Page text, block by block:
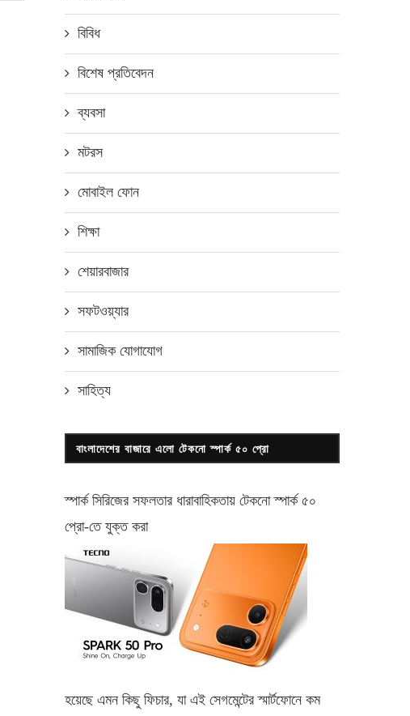
বিবিধ
বিশেষ প্রতিবেদন
ব্যবসা
মটরস
মোবাইল ফোন
শিক্ষা
শেয়ারবাজার
সফটওয়্যার
সামাজিক যোগাযোগ
সাহিত্য
বাংলাদেশের বাজারে এলো টেকনো স্পার্ক ৫০ প্রো
স্পার্ক সিরিজের সফলতার ধারাবাহিকতায় টেকনোস্পার্ক ৫০
প্রো-তে যুক্ত করা
হয়েছে এমন কিছু ফিচার, যা এই সেগমেন্টের স্মার্টফোনে কম